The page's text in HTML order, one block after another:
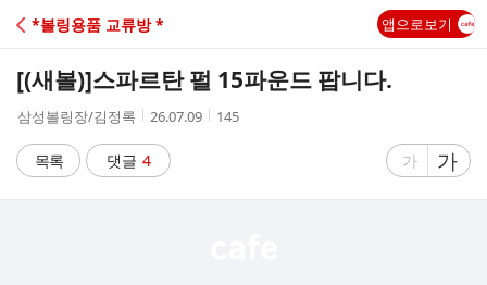
C
A
*볼링용품 교류방 * 앱으로보기
[(새볼)]스파르탄 펄 15파운드 팝니다.
작
자
삼성볼링장/김정록
작
시
간
26.07.09
조
145
목록 댓글 4
글
가
글
자
가